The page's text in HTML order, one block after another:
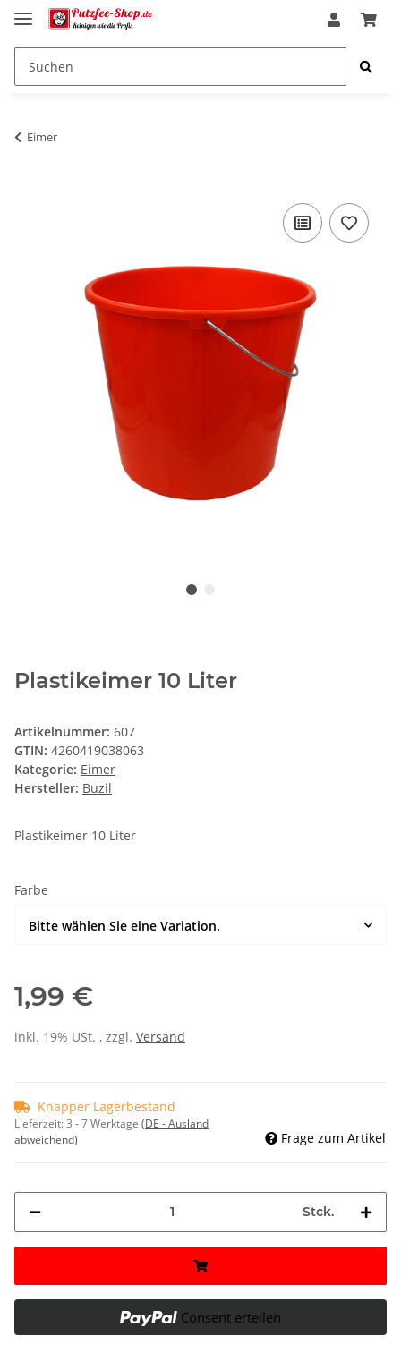
Eimer
Plastikeimer 10 Liter
Artikelnummer: 607
GTIN: 4260419038063
Kategorie: Eimer
Hersteller: Buzil
Plastikeimer 10 Liter
Farbe
Bitte wählen Sie eine Variation.
1,99 €
inkl. 19% USt. , zzgl. Versand
Knapper Lagerbestand
Lieferzeit:3 - 7 Werktage (DE - Ausland
abweichend)
Frage zum Artikel
Stck.
Consent erteilen